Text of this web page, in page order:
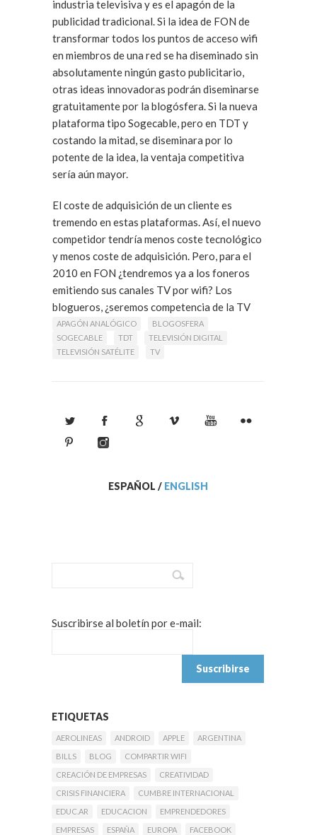
industria televisiva y es el apagón de la
publicidad tradicional. Si la idea de FON de
transformar todos los puntos de acceso wifi
en miembros de una red se ha diseminado sin
absolutamente ningún gasto publicitario,
otras ideas innovadoras podrán diseminarse
gratuitamente por la blogósfera. Si la nueva
plataforma tipo Sogecable, pero en TDT y
costando la mitad, se diseminara por lo
potente de la idea, la ventaja competitiva
sería aún mayor.
El coste de adquisición de un cliente es
tremendo en estas plataformas. Así, el nuevo
competidor tendría menos coste tecnológico
y menos coste de adquisición. Pero, para el
2010 en FON ¿tendremos ya a los foneros
emitiendo sus canales TV por wifi? Los
blogueros, ¿seremos competencia de la TV
tracidional con la TV blogueada?
APAGÓN ANALÓGICO
BLOGOSFERA
SOGECABLE
TDT
TELEVISIÓN DIGITAL
TELEVISIÓN SATÉLITE
TV
ESPAÑOL / ENGLISH
Suscribirse al boletín por e-mail:
ETIQUETAS
AEROLINEAS ANDROID APPLE
ARGENTINA
BILLS
BLOG
COMPARTIR WIFI
CREACIÓN DE EMPRESAS
CREATIVIDAD
CRISIS FINANCIERA
CUMBRE INTERNACIONAL
EDUC.AR
EDUCACION
EMPRENDEDORES
EMPRESAS
ESPAÑA EUROPA
FACEBOOK